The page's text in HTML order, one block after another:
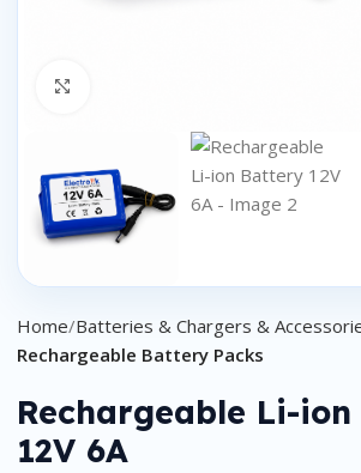
Home Batteries & Chargers &
Rechargeable Battery Packs
Rechargeable Li-
12V 6A